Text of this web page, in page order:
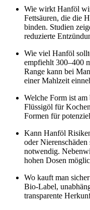
Wie wirkt Hanföl
Fettsäuren, die die
binden. Studien
reduzierte
Wie viel Hanföl
empfiehlt 300–400
Range kann bei
einer Mahlzeit
Welche Form ist am
Flüssigöl für
Formen für
Kann Hanföl
oder
notwendig.
hohen Dosen
Wo kauft man
Bio-Label,
transparente